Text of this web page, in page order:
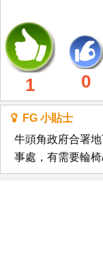
1 0
FG 小貼士
牛頭角政府合署
事處，有需要輪